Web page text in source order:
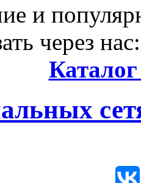
и
через нас: